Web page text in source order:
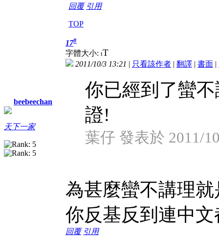
回覆 引用
TOP
beebeechan
天下一家
17#
字體大小: tT
2011/10/3 13:21 | 只看該作者 | 翻譯 | 書面 |
你已經到了蠻
證!
葉仔 發表於 2011/
為甚麼蠻不講理
你反基反到連中
回覆 引用